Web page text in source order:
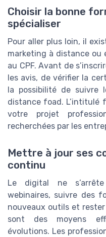
Choisir la bonne
spécialiser
Pour aller plus loin, il
marketing à distance ou
au CPF. Avant de
les avis, de vérifier la
la possibilité de
distance foad. L’intitulé
votre projet
recherchées par les
Mettre à jour ses
continu
Le digital ne
webinaires, suivre des
nouveaux outils et
sont des moyens
évolutions. Les